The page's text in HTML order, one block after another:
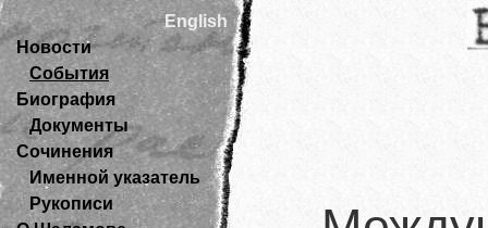
English
Новости
События
Биография
Документы
Сочинения
Именной указатель
Рукописи